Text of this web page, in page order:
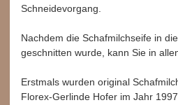
Schneidevorgang.
Nachdem die Schafmilchseife in
geschnitten wurde, kann Sie in
Erstmals wurden original
Florex-Gerlinde Hofer im Jahr